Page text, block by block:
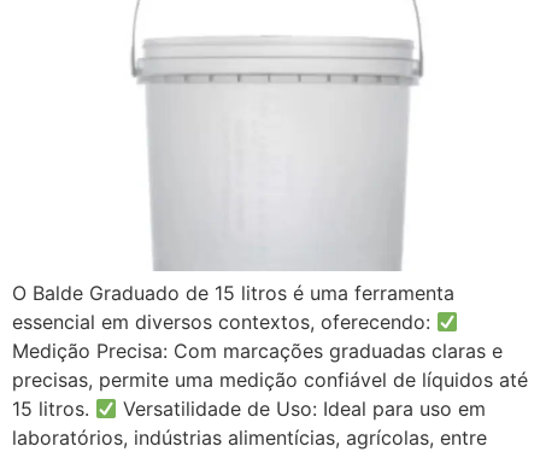
O Balde Graduado de 15 litros é uma ferramenta
essencial em diversos contextos, oferecendo:
Medição Precisa: Com marcações graduadas claras e
precisas, permite uma medição confiável de líquidos até
15 litros.
Versatilidade de Uso: Ideal para uso em
laboratórios, indústrias alimentícias, agrícolas, entre